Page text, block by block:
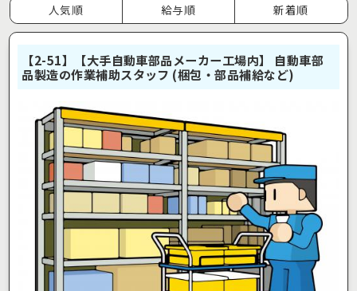
人気順 給与順 新着順
【2-51】【大手自動車部品メーカー工場内】 自動車部
品製造の作業補助スタッフ (梱包・部品補給など)